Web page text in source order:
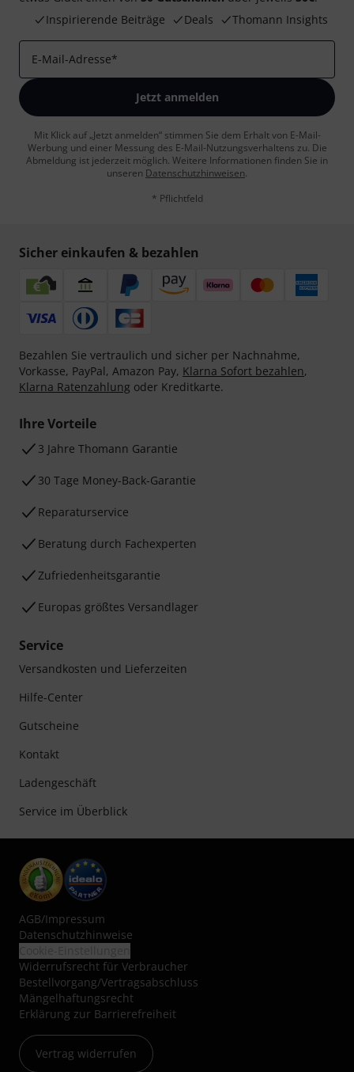
Inspirierende Beiträge
Deals Thomann Insights
E-Mail-Adresse*
Jetzt anmelden
Mit Klick auf „Jetzt anmelden“ stimmen Sie dem Erhalt von E-Mail-
Werbung und einer Messung des E-Mail-Nutzungsverhaltens zu. Die
Abmeldung ist jederzeit möglich. Weitere Informationen finden Sie in
unseren Datenschutzhinweisen.
* Pflichtfeld
Sicher einkaufen & bezahlen
Bezahlen Sie vertraulich und sicher per Nachnahme,
Vorkasse, PayPal, Amazon Pay, Klarna Sofort bezahlen,
Klarna Ratenzahlung oder Kreditkarte.
Ihre Vorteile
3 Jahre Thomann Garantie
30 Tage Money-Back-Garantie
Reparaturservice
Beratung durch Fachexperten
Zufriedenheitsgarantie
Europas größtes Versandlager
Service
Versandkosten und Lieferzeiten
Hilfe-Center
Gutscheine
Kontakt
Ladengeschäft
Service im Überblick
AGB/Impressum
Datenschutzhinweise
Widerrufsrecht für Verbraucher
Bestellvorgang/Vertragsabschluss
Mängelhaftungsrecht
Erklärung zur Barrierefreiheit
Vertrag widerrufen